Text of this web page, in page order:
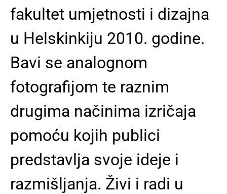
fakultet umjetnosti i dizajna
u Helskinkiju 2010. godine.
Bavi se analognom
fotografijom te raznim
drugima načinima izričaja
pomoću kojih publici
predstavlja svoje ideje i
razmišljanja. Živi i radi u